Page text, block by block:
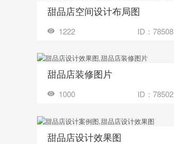
收藏 装修成这样要花多少钱？
甜品店空间设计布局图
1222 ID：78508
收藏 装修成这样要花多少钱？
甜品店装修图片
1000 ID：78502
收藏 装修成这样要花多少钱？
甜品店设计效果图